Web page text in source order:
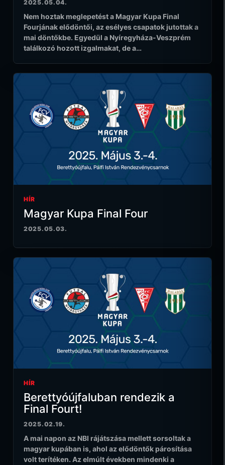
2025.05.04.
Nem hoztak meglepetést a Magyar Kupa Final
Fourjának elődöntői, az esélyes csapatok jutottak a
mai döntőkbe. Egyedül a Nyíregyháza-Veszprém
találkozó hozott izgalmakat, de a…
HÍR
Magyar Kupa Final Four
2025.05.03.
HÍR
Berettyóújfaluban rendezik a
Final Fourt!
2025.02.19.
A mai napon az NBI rájátszása mellett sorsoltak a
magyar kupában is, ahol az elődöntők párosítása
volt terítéken. Az elmúlt években mindenki a